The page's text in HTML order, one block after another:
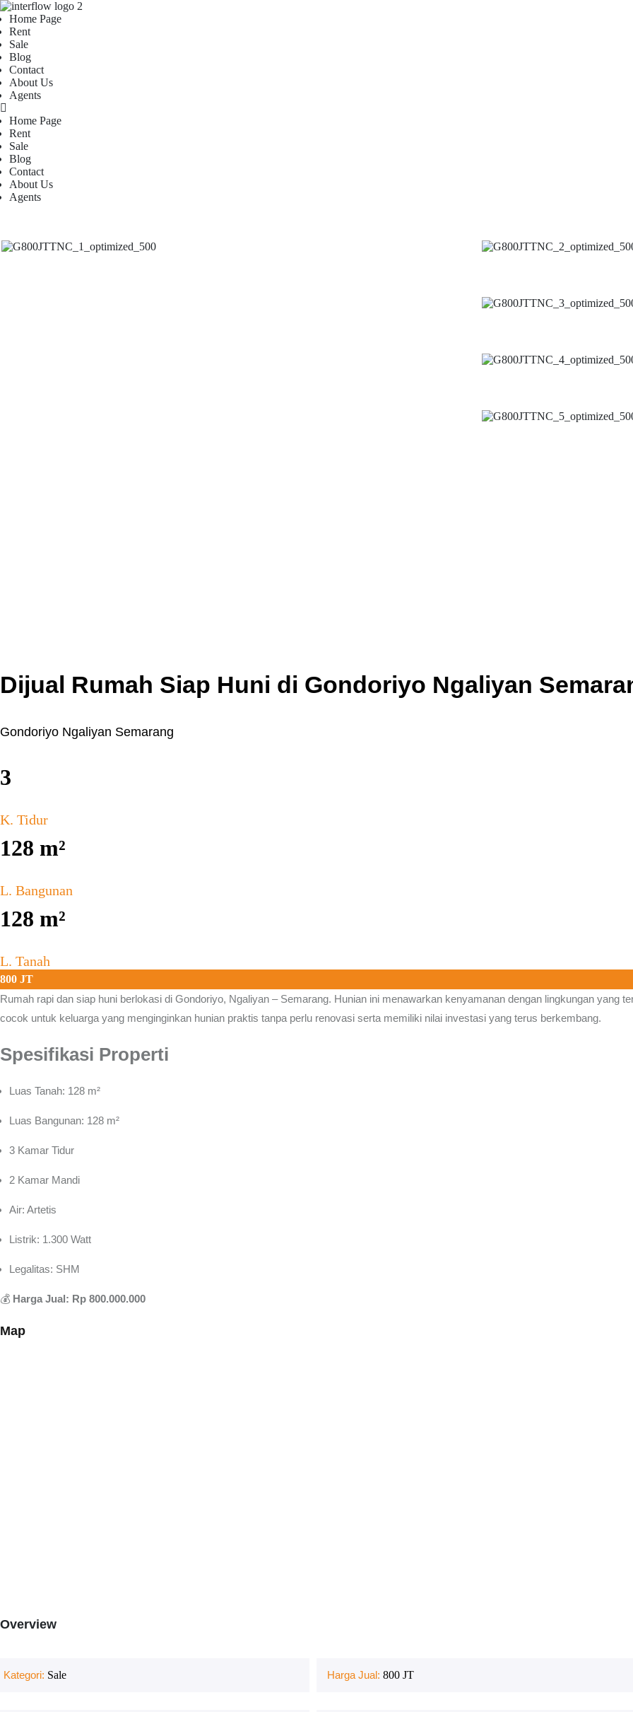
Home Page
Rent
Sale
Blog
Contact
About Us
Agents
Home Page
Rent
Sale
Blog
Contact
About Us
Agents
Dijual Rumah Siap Huni di Gondoriyo Ngaliyan
Gondoriyo Ngaliyan Semarang
3
K. Tidur
128 m²
L. Bangunan
128 m²
L. Tanah
800 JT
Rumah rapi dan siap huni berlokasi di Gondoriyo, Ngaliyan – Semarang. Hunian ini menawarkan kenyamanan dengan lingkungan yang
cocok untuk keluarga yang menginginkan hunian praktis tanpa perlu renovasi serta memiliki nilai investasi yang terus berkembang.
Spesifikasi Properti
Luas Tanah: 128 m²
Luas Bangunan: 128 m²
3 Kamar Tidur
2 Kamar Mandi
Air: Artetis
Listrik: 1.300 Watt
Legalitas: SHM
💰 Harga Jual: Rp 800.000.000
Map
Overview
Kategori: Sale Harga Jual: 800 JT